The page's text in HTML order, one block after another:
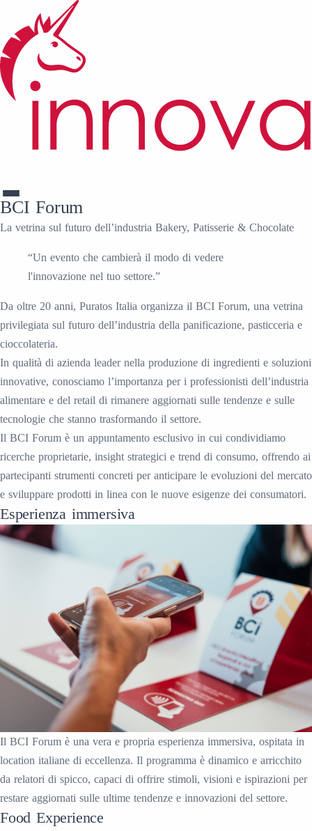
BCI Forum
La vetrina sul futuro dell’industria Bakery, Patisserie & Chocolate
“Un evento che cambierà il modo di vedere
l'innovazione nel tuo settore.”
Da oltre 20 anni, Puratos Italia organizza il BCI Forum, una vetrina
privilegiata sul futuro dell’industria della panificazione, pasticceria e
cioccolateria.
In qualità di azienda leader nella produzione di ingredienti e soluzioni
innovative, conosciamo l’importanza per i professionisti dell’industria
alimentare e del retail di rimanere aggiornati sulle tendenze e sulle
tecnologie che stanno trasformando il settore.
Il BCI Forum è un appuntamento esclusivo in cui condividiamo
ricerche proprietarie, insight strategici e trend di consumo, offrendo ai
partecipanti strumenti concreti per anticipare le evoluzioni del mercato
e sviluppare prodotti in linea con le nuove esigenze dei consumatori.
Esperienza immersiva
Il BCI Forum è una vera e propria esperienza immersiva, ospitata in
location italiane di eccellenza. Il programma è dinamico e arricchito
da relatori di spicco, capaci di offrire stimoli, visioni e ispirazioni per
restare aggiornati sulle ultime tendenze e innovazioni del settore.
Food Experience